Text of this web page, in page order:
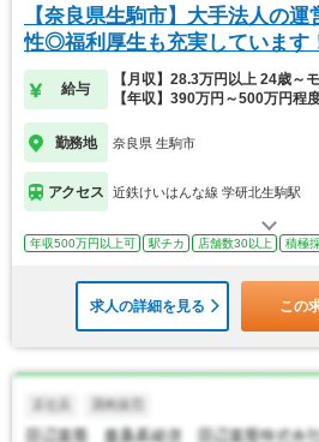
【奈良県生駒市】大手法人の
性◎福利厚生も充実しています
給与
【月収】28.3万円以上 24歳～
【年収】390万円～500万円程
勤務地 奈良県 生駒市
アクセス 近鉄けいはんな線 学研北生駒駅
年収500万円以上可 駅チカ 店舗数30以上 積極
求人の詳細を見る この